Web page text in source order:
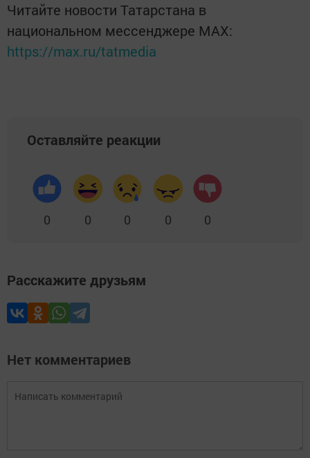
Читайте новости Татарстана в
национальном мессенджере MАХ:
https://max.ru/tatmedia
Оставляйте реакции
0 0 0 0 0
Расскажите друзьям
Нет комментариев